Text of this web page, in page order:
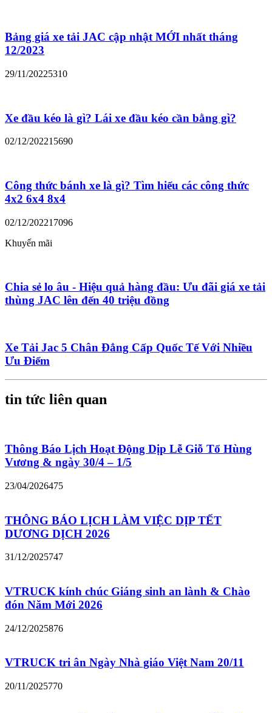
Bảng giá xe tải JAC cập nhật MỚI nhất tháng
12/2023
29/11/20225310
Xe đầu kéo là gì? Lái xe đầu kéo cần bằng gì?
02/12/202215690
Công thức bánh xe là gì? Tìm hiểu các công thức
4x2 6x4 8x4
02/12/202217096
Khuyến mãi
Chia sẻ lo âu - Hiệu quả hàng đầu: Ưu đãi giá xe tải
thùng JAC lên đến 40 triệu đồng
Xe Tải Jac 5 Chân Đẳng Cấp Quốc Tế Với Nhiều
Ưu Điểm
tin tức liên quan
Thông Báo Lịch Hoạt Động Dịp Lễ Giỗ Tổ Hùng
Vương & ngày 30/4 – 1/5
23/04/2026475
THÔNG BÁO LỊCH LÀM VIỆC DỊP TẾT
DƯƠNG DỊCH 2026
31/12/2025747
VTRUCK kính chúc Giáng sinh an lành & Chào
đón Năm Mới 2026
24/12/2025876
VTRUCK tri ân Ngày Nhà giáo Việt Nam 20/11
20/11/2025770